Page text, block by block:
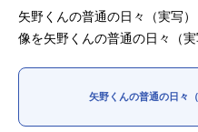
今期アニメ曜日別一覧
春アニメ
男性声優/女性声優一覧
矢野くんの普通の日々（実写
像を矢野くんの普通の日々（
矢野くんの普通の日々